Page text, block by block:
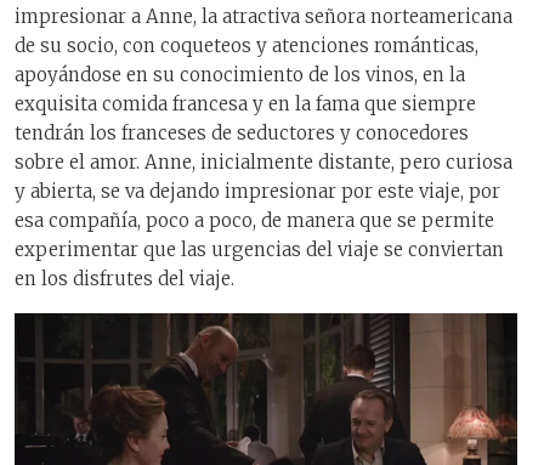
impresionar a Anne, la atractiva señora norteamericana
de su socio, con coqueteos y atenciones románticas,
apoyándose en su conocimiento de los vinos, en la
exquisita comida francesa y en la fama que siempre
tendrán los franceses de seductores y conocedores
sobre el amor. Anne, inicialmente distante, pero curiosa
y abierta, se va dejando impresionar por este viaje, por
esa compañía, poco a poco, de manera que se permite
experimentar que las urgencias del viaje se conviertan
en los disfrutes del viaje.